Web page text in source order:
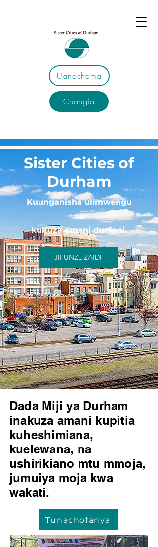
Uanachama
Changia
Sister Cities of
Durham
Kuunganisha ulimwengu
na
kukuza amani duniani.
JIFUNZE ZAIDI
Dada Miji ya Durham
inakuza amani kupitia
kuheshimiana,
kuelewana, na
ushirikiano mtu mmoja,
jumuiya moja kwa
wakati.
Tunachofanya